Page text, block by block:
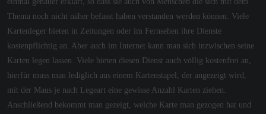
Thema noch nicht näher befasst haben verstanden werden können. Viele
Kartenleger bieten in Zeitungen oder im Fernsehen ihre Dienste
kostenpflichtig an. Aber auch im Internet kann man sich inzwischen seine
Karten legen lassen. Viele bieten diesen Dienst auch völlig kostenfrei an,
hierfür muss man lediglich aus einem Kartenstapel, der angezeigt wird,
mit der Maus je nach Legeart eine gewisse Anzahl Karten ziehen.
Anschließend bekommt man gezeigt, welche Karte man gezogen hat und